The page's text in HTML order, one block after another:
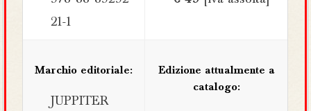
21-1
Marchio editoriale:
JUPPITER
Edizione attualmente a
catalogo: